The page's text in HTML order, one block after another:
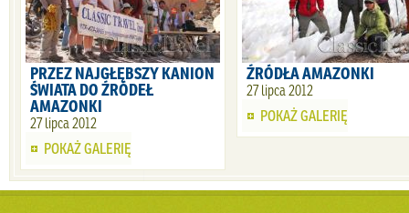
PRZEZ NAJGŁĘBSZY KANION
ŚWIATA DO ŹRÓDEŁ
AMAZONKI
27 lipca 2012
POKAŻ GALERIĘ
ŹRÓDŁA AMAZONKI
27 lipca 2012
POKAŻ GALERIĘ